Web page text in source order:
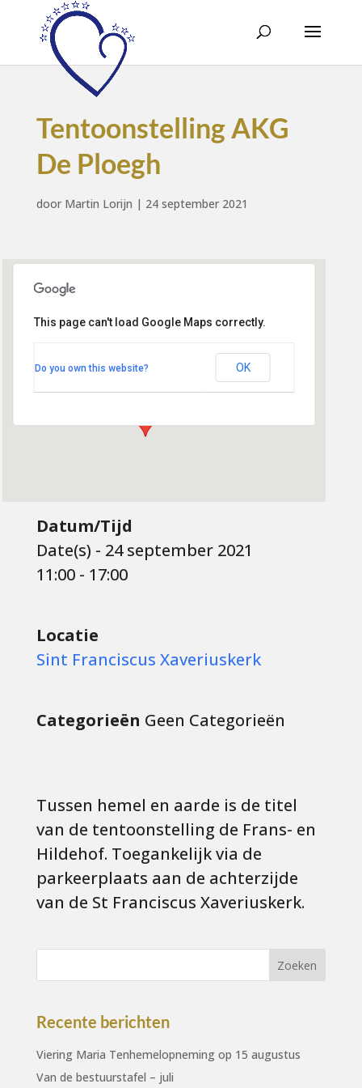
Tentoonstelling AKG
De Ploegh
door Martin Lorijn | 24 september 2021
Sint Franciscus Xaveriuskerk
't Zand 29 - Amersfoort
This page can't load Google Maps correctly.
Do you own this website? OK
Datum/Tijd
Date(s) - 24 september 2021
11:00 - 17:00
Locatie
Sint Franciscus Xaveriuskerk
Categorieën Geen Categorieën
Tussen hemel en aarde is de titel
van de tentoonstelling de Frans- en
Hildehof. Toegankelijk via de
parkeerplaats aan de achterzijde
van de St Franciscus Xaveriuskerk.
Recente berichten
Viering Maria Tenhemelopneming op 15 augustus
Van de bestuurstafel – juli